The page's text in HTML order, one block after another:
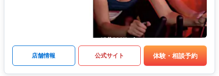
店舗情報 公式サイト 体験・相談予約